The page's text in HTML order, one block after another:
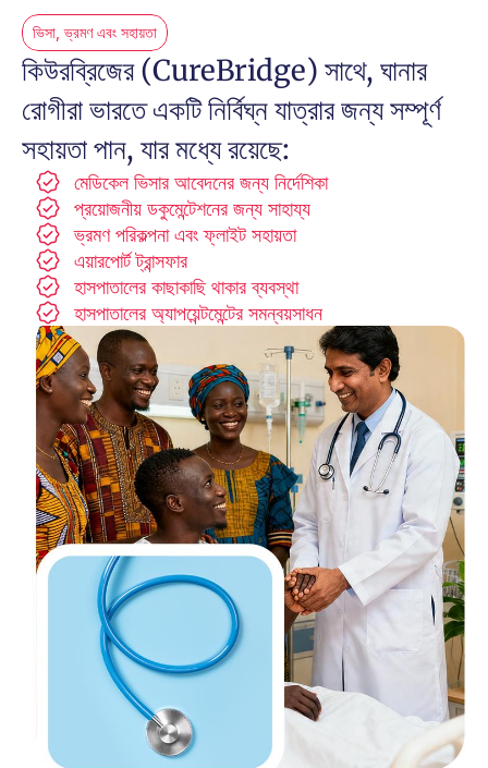
ভিসা, ভ্রমণ এবং সহায়তা
কিউরব্রিজের (CureBridge) সাথে, ঘানার
রোগীরা ভারতে একটি নির্বিঘ্ন যাত্রার জন্য সম্পূর্ণ
সহায়তা পান, যার মধ্যে রয়েছে:
মেডিকেল ভিসার আবেদনের জন্য নির্দেশিকা
প্রয়োজনীয় ডকুমেন্টেশনের জন্য সাহায্য
ভ্রমণ পরিকল্পনা এবং ফ্লাইট সহায়তা
এয়ারপোর্ট ট্রান্সফার
হাসপাতালের কাছাকাছি থাকার ব্যবস্থা
হাসপাতালের অ্যাপয়েন্টমেন্টের সমন্বয়সাধন